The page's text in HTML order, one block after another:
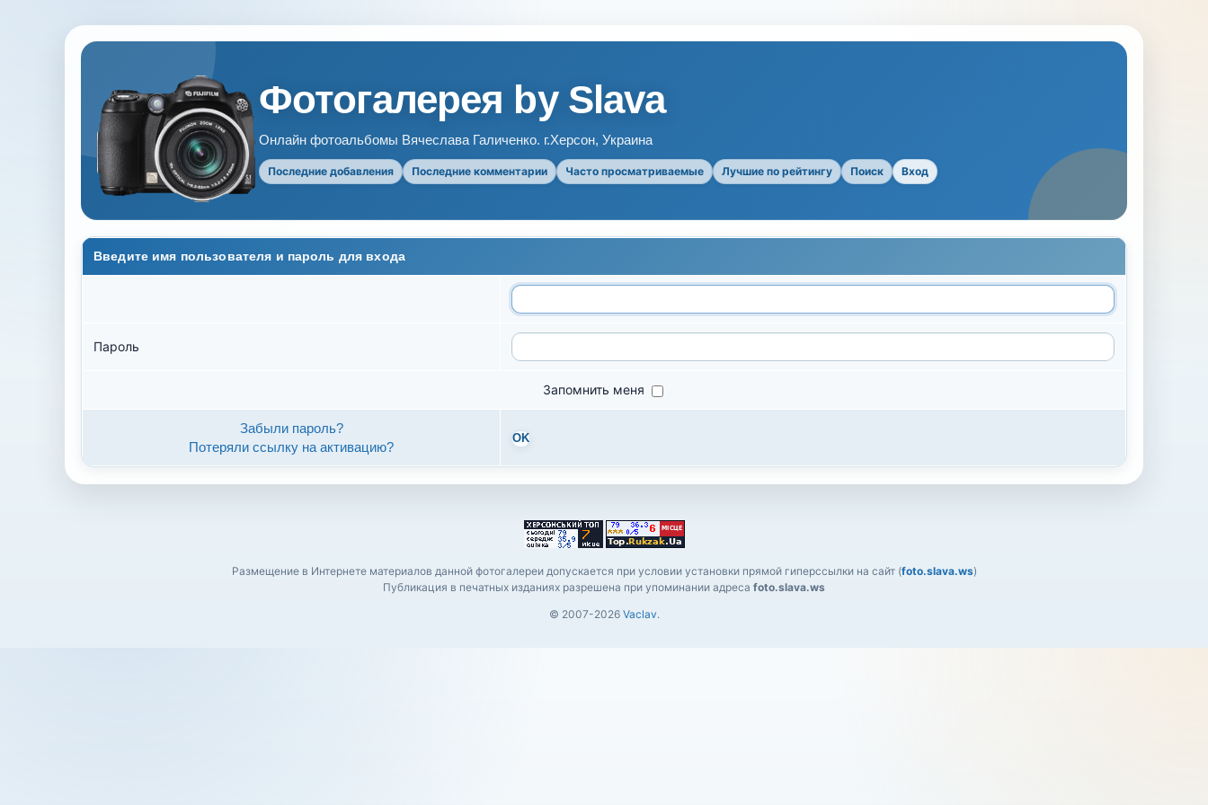
Фотогалерея by Slava
Онлайн фотоальбомы Вячеслава Галиченко. г.Херсон, Украина
Последние добавления Последние комментарии Часто просматриваемые Лучшие по рейтингу Поиск Вход
Введите имя пользователя и пароль для входа
Пароль
Запомнить меня
Забыли пароль?
Потеряли ссылку на активацию?
OK
Размещение в Интернете материалов данной фотогалереи допускается при условии установки прямой гиперссылки на сайт (foto.slava.ws)
Публикация в печатных изданиях разрешена при упоминании адреса foto.slava.ws
© 2007-2026 Vaclav.